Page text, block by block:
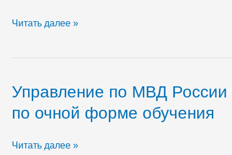
Читать далее »
Управление по МВД России
по очной форме обучения
Управление
МВД
по
Читать далее »